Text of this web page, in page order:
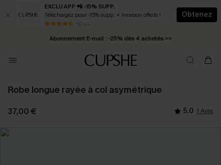
EXCLU APP 📲 -15% SUPP.
Téléchargez pour -15% supp. + livraison offerts !
50 k+
Obtenez
* Livraison éclair 2-3 jours ouvrés >>
Abonnement E-mail : -25% dès 4 achetés >>
Robe longue rayée à col asymétrique
37,00 € 5.0 1 Avis